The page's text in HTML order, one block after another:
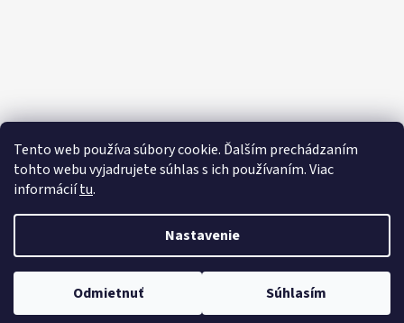
Tento web používa súbory cookie. Ďalším prechádzaním
tohto webu vyjadrujete súhlas s ich používaním. Viac
informáciítu.
Nastavenie
Odmietnuť Súhlasím
Vytvoril Shoptet
Copyright 2026Royal Sewings - Handmade oblečenie
Všetky práva vyhradené.